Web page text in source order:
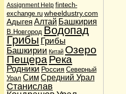
По грибы да по ягоды(32)
По грибы да по ягоды(1)
Рыбалка(2)
Дела семейные(2)
Дети в походе(36)
Дикие звери(1)
Карты и навигация(3)
Навигаторы GPS(2)
Кулинария(8)
Подножный корм(2)
Лыжи и сноуборды
Assignment Help fintech-
exchange.ru wheeldustry.com
Адыгея Алтай Башкирия
В.Новгород Водопад
Грибы Грибы
Башкирии Китай Озеро
ПещераРека
Родники Россия Северный
Урал Сим Средний Урал
Станислав